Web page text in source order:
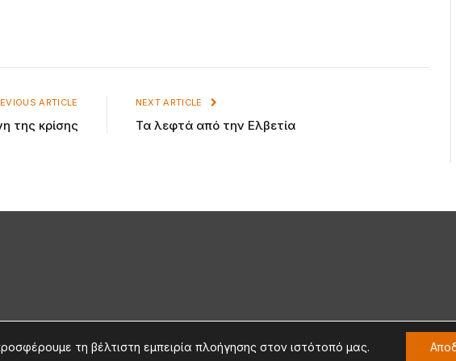
ARTICLE
της κρίσης
NEXT ARTICLE
Τα λεφτά από την Ελβετία
bynat.ad τη βέλτιστη εμπειρία πλοήγησης στον ιστότοπό μας.